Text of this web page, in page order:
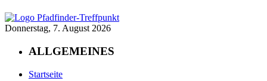
Donnerstag, 7. August 2026
ALLGEMEINES
Startseite